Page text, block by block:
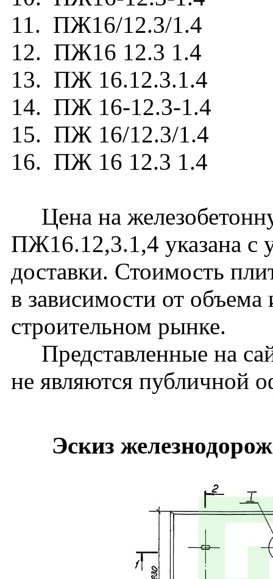
11. ПЖ16/12.3/1.4
12. ПЖ16 12.3 1.4
13. ПЖ 16.12.3.1.4
14. ПЖ 16-12.3-1.4
15. ПЖ 16/12.3/1.4
16. ПЖ 16 12.3 1.4
Цена на
ПЖ16.12,3.1,4 указана с
доставки. Стоимость
в зависимости от
строительном рынке.
Представленные на
не являются публичной
Эскиз